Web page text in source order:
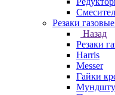
Резаки газовые
Назад
Резаки
Harris
Messer
Гайки